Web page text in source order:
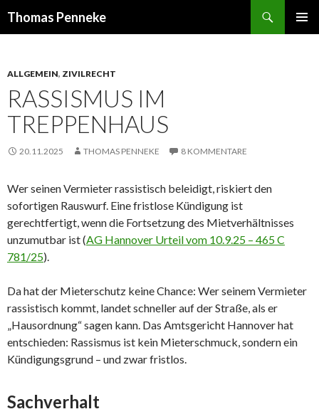
Thomas Penneke
ALLGEMEIN, ZIVILRECHT
RASSISMUS IM
TREPPENHAUS
20.11.2025 THOMAS PENNEKE 8 KOMMENTARE
Wer seinen Vermieter rassistisch beleidigt, riskiert den
sofortigen Rauswurf. Eine fristlose Kündigung ist
gerechtfertigt, wenn die Fortsetzung des Mietverhältnisses
unzumutbar ist (AG Hannover Urteil vom 10.9.25 – 465 C
781/25).
Da hat der Mieterschutz keine Chance: Wer seinem Vermieter
rassistisch kommt, landet schneller auf der Straße, als er
„Hausordnung“ sagen kann. Das Amtsgericht Hannover hat
entschieden: Rassismus ist kein Mieterschmuck, sondern ein
Kündigungsgrund – und zwar fristlos.
Sachverhalt